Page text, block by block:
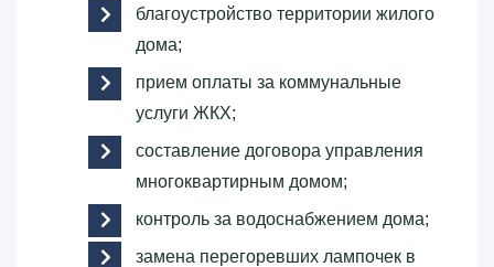
благоустройство территории жилого
дома;
прием оплаты за коммунальные
услуги ЖКХ;
составление договора управления
многоквартирным домом;
контроль за водоснабжением дома;
замена перегоревших лампочек в